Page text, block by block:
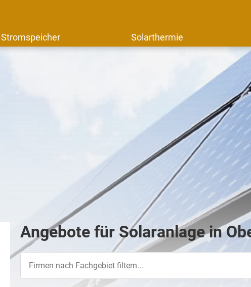
Stromspeicher Solarthermie
Angebote für Solaranlage in